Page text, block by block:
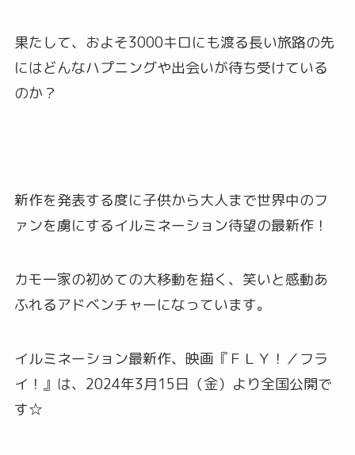
果たして、およそ3000キロにも渡る長い旅路の先
にはどんなハプニングや出会いが待ち受けている
のか？
新作を発表する度に子供から大人まで世界中のフ
ァンを虜にするイルミネーション待望の最新作！
カモ一家の初めての大移動を描く、笑いと感動あ
ふれるアドベンチャーになっています。
イルミネーション最新作、映画『ＦＬＹ！／フラ
イ！』は、2024年3月15日（金）より全国公開で
す☆